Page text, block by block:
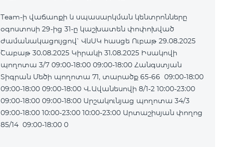
Team-ի վաճառքի և սպասարկման կենտրոնները
օգոստոսի 29-ից 31-ը կաշխատեն փոփոխված
ժամանակացույցով՝ ՎևՍԿ հասցե Ուբաթ 29.08.2025
Շաբաթ 30.08.2025 Կիրակի 31.08.2025 Իսակովի
պողոտա 3/7 09:00-18:00 09:00-18:00 Հանգստյան
Տիգրան Մեծի պողոտա 71, տարածք 65-66 09:00-18:00
09:00-18:00 09:00-18:00 Վ․Ավանեսովի 8/1-2 10:00-23:00
09:00-18:00 09:00-18:00 Արշակունյաց պողոտա 34/3
09:00-18:00 10:00-23:00 10:00-23:00 Արտաշիսյան փողոց
85/14 09:00-18:00 0